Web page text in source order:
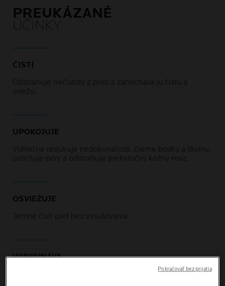
PREUKÁZANÉ
ÚČINKY
ČISTÍ
Odstraňuje nečistoty z pleti a zanecháva ju čistú a
sviežu.
UPOKOJUJE
Viditeľne redukuje nedokonalosti, čierne bodky a škvrny,
uvoľňuje póry a odstraňuje prebytočný kožný maz.
OSVIEŽUJE
Jemne čistí pleť bez vysušovania.
VYROVNÁVA
Pokračovať bez prijatia